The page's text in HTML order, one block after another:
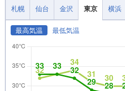
札幌 仙台 金沢 東京 横浜
最高気温 最低気温